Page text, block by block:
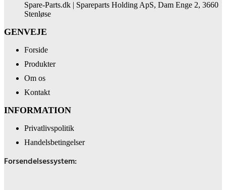
Spare-Parts.dk | Spareparts Holding ApS, Dam Enge 2, 3660
Stenløse
GENVEJE
Forside
Produkter
Om os
Kontakt
INFORMATION
Privatlivspolitik
Handelsbetingelser
Forsendelsessystem: